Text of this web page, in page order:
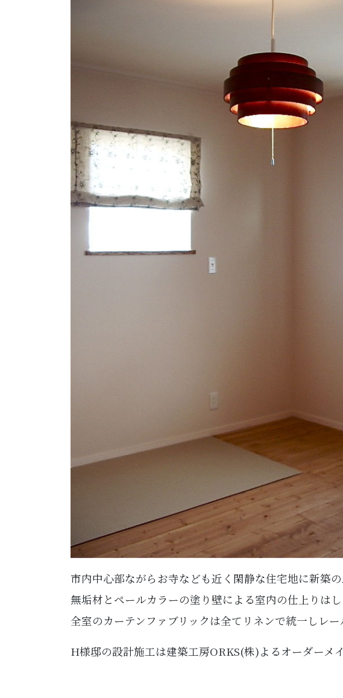
市内中心部ながらお寺なども近く閑静な住宅地に新築の
無垢材とペールカラーの塗り壁による室内の仕上りは
全室のカーテンファブリックは全てリネンで統一しレー
H様邸の設計施工は建築工房ORKS(株)よるオーダーメイ